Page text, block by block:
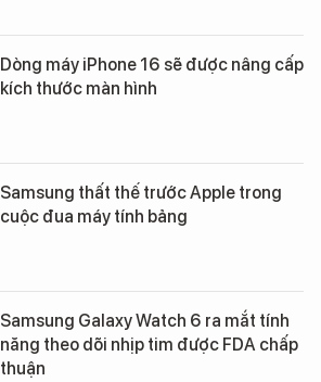
Dòng máy iPhone 16 sẽ được nâng cấp
kích thước màn hình
Samsung thất thế trước Apple trong
cuộc đua máy tính bảng
Samsung Galaxy Watch 6 ra mắt tính
năng theo dõi nhịp tim được FDA chấp
thuận